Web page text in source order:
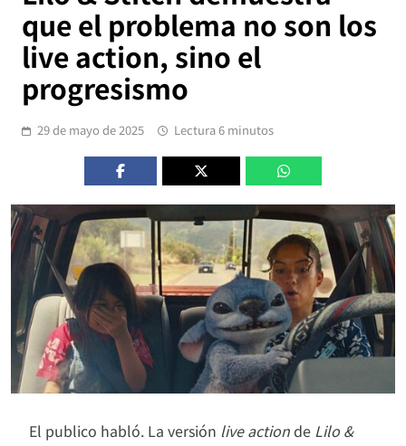
que el problema no son los
live action, sino el
progresismo
29 de mayo de 2025 Lectura 6 minutos
El publico habló. La versión live actionde Lilo &